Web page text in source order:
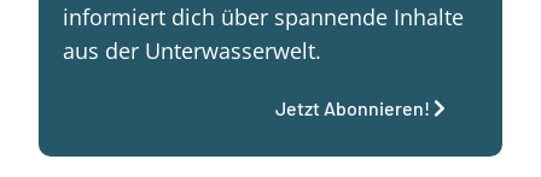
informiert dich über spannende Inhalte
aus der Unterwasserwelt.
Jetzt Abonnieren!